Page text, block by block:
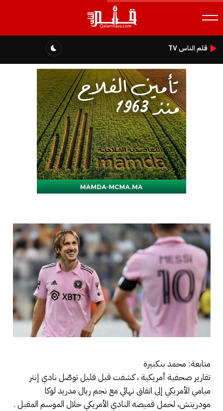
قلم الناس TV
متابعة: محمد بنكبيرة
تقارير صحفية أمريكية ، كشفت قبل قليل توصّل نادي إنتر
ميامي الأمريكي إلى اتفاق نهائي مع نجم ريال مدريد لوكا
مودريتش، لحمل قميصه النادي الأمريكي خلال الموسم المقبل .